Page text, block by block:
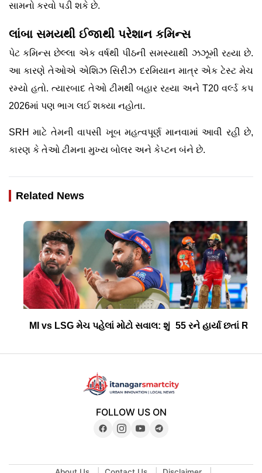
સામનો કરવો પડી શકે છે.
લાંબા સમયથી ઈજાથી પરેશાન કમિન્સ
પેટ કમિન્સ છેલ્લા એક વર્ષથી પીઠની સમસ્યાથી ઝઝૂમી રહ્યા છે.
આ કારણે તેઓએ એશિઝ સિરીઝ દરમિયાન માત્ર એક ટેસ્ટ મેચ
રમ્યો હતો. ત્યારબાદ તેઓ ટીમથી બહાર રહ્યા અને T20 વર્લ્ડ કપ
2026માં પણ ભાગ લઈ શક્યા નહોતા.
SRH માટે તેમની વાપસી ખૂબ મહત્વપૂર્ણ માનવામાં આવી રહી છે,
કારણ કે તેઓ ટીમના મુખ્ય બોલર અને કેપ્ટન બંને છે.
Related News
MI vs LSG મેચ પહેલાં મોટો સવાલ: શું રોહિત શર્મા....
55 રને હાર્યા છતાં
FOLLOW US ON